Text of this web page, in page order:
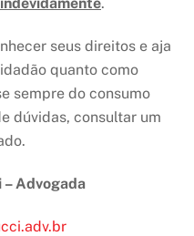
.
seus direitos e aja
quanto como
sempre do consumo
dúvidas, consultar um
Advogada